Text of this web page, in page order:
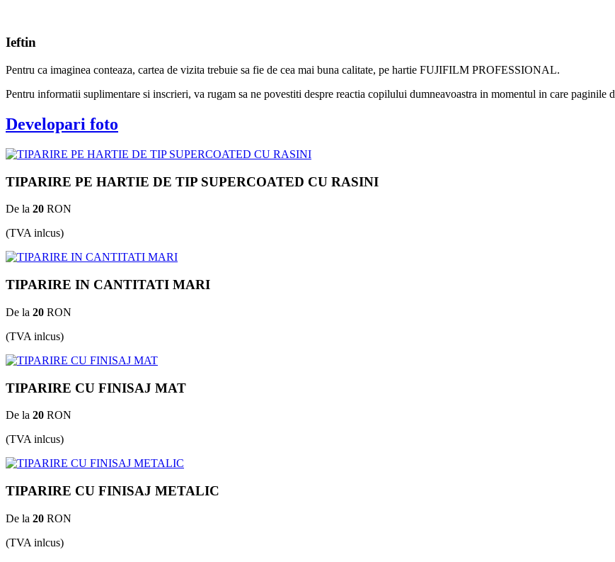
Ieftin
Pentru ca imaginea conteaza, cartea de vizita trebuie sa fie de cea mai buna calitate, pe hartie FUJIFILM PROFESSIONAL.
Pentru informatii suplimentare si inscrieri, va rugam sa ne povestiti despre reactia copilului dumneavoastra in momentul in care paginile
Developari foto
TIPARIRE PE HARTIE DE TIP SUPERCOATED CU RASINI
De la 20 RON
(TVA inlcus)
TIPARIRE IN CANTITATI MARI
De la 20 RON
(TVA inlcus)
TIPARIRE CU FINISAJ MAT
De la 20 RON
(TVA inlcus)
TIPARIRE CU FINISAJ METALIC
De la 20 RON
(TVA inlcus)